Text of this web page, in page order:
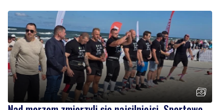
Nad morzem zmierzyli się najsilniejsi. Sportowe
emocje i ważny cel